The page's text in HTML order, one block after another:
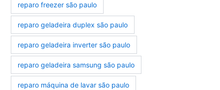
reparo freezer são paulo
reparo geladeira duplex são paulo
reparo geladeira inverter são paulo
reparo geladeira samsung são paulo
reparo máquina de lavar são paulo